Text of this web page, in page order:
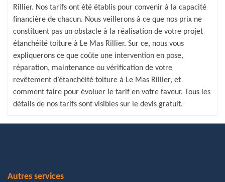
Rillier. Nos tarifs ont été établis pour convenir à la capacité
financière de chacun. Nous veillerons à ce que nos prix ne
constituent pas un obstacle à la réalisation de votre projet
étanchéité toiture à Le Mas Rillier. Sur ce, nous vous
expliquerons ce que coûte une intervention en pose,
réparation, maintenance ou vérification de votre
revêtement d’étanchéité toiture à Le Mas Rillier, et
comment faire pour évoluer le tarif en votre faveur. Tous les
détails de nos tarifs sont visibles sur le devis gratuit.
Autres services